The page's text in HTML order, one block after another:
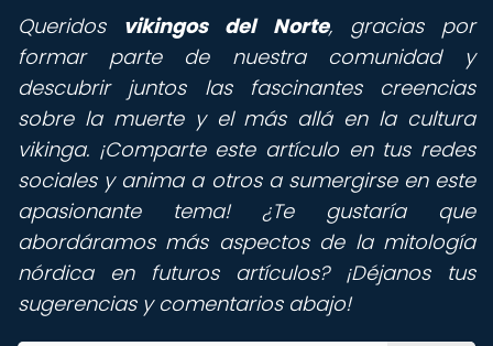
Queridos vikingos del Norte, gracias por
formar parte de nuestra comunidad y
descubrir juntos las fascinantes creencias
sobre la muerte y el más allá en la cultura
vikinga. ¡Comparte este artículo en tus redes
sociales y anima a otros a sumergirse en este
apasionante tema! ¿Te gustaría que
abordáramos más aspectos de la mitología
nórdica en futuros artículos? ¡Déjanos tus
sugerencias y comentarios abajo!